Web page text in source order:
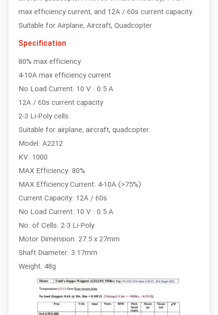
max efficiency current, and 12A / 60s current capacity.
Suitable for Airplane, Aircraft, Quadcopter
Specification
80% max efficiency
4-10A max efficiency current
No Load Current: 10 V : 0.5 A
12A / 60s current capacity
2-3 Li-Poly cells
Suitable for airplane, aircraft, quadcopter.
Model: A2212
KV: 1000
MAX Efficiency: 80%
MAX Efficiency Current: 4-10A (>75%)
Current Capacity: 12A / 60s
No Load Current: 10 V : 0.5 A
No. of Cells: 2-3 Li-Poly
Motor Dimension: 27.5 x 27mm
Shaft Diameter: 3.17mm
Weight: 48g